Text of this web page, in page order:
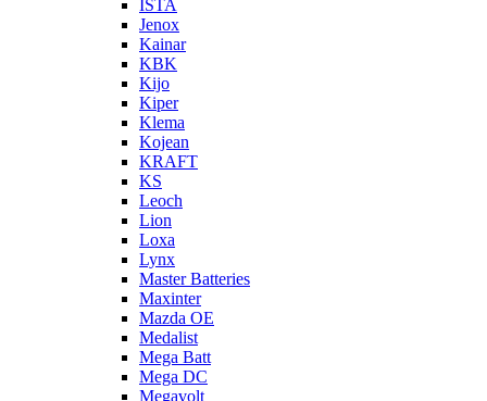
ISTA
Jenox
Kainar
KBK
Kijo
Kiper
Klema
Kojean
KRAFT
KS
Leoch
Lion
Loxa
Lynx
Master Batteries
Maxinter
Mazda OE
Medalist
Mega Batt
Mega DC
Megavolt